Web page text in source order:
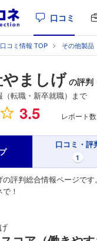
口コミ
コミ情報 TOP その他製品
ましげ の評判
転職・新卒就職）まで
3.5 レポート数
口コミ・評
1
評判総合情報ページで
！